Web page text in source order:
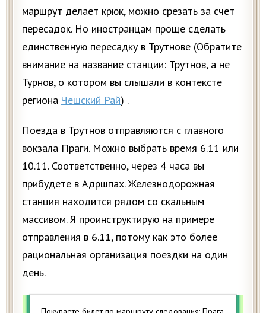
маршрут делает крюк, можно срезать за счет
пересадок. Но иностранцам проще сделать
единственную пересадку в Трутнове (Обратите
внимание на название станции: Трутнов, а не
Турнов, о котором вы слышали в контексте
региона Чешский Рай) .
Поезда в Трутнов отправляются с главного
вокзала Праги. Можно выбрать время 6.11 или
10.11. Соответственно, через 4 часа вы
прибудете в Адршпах. Железнодорожная
станция находится рядом со скальным
массивом. Я проинструктирую на примере
отправления в 6.11, потому как это более
рациональная организация поездки на один
день.